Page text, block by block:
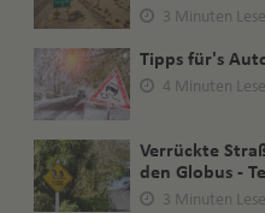
3 Minuten
Tipps für's
4 Minuten
Verrückte
den Globus -
3 Minuten